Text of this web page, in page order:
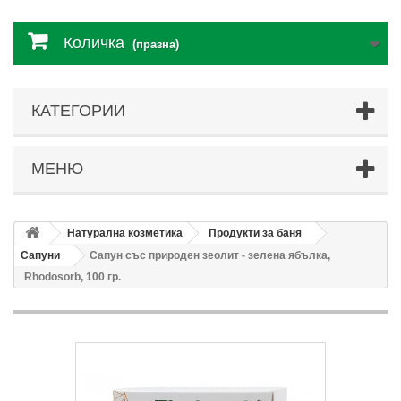
Количка (празна)
КАТЕГОРИИ
МЕНЮ
Натурална козметика
Продукти за баня
Сапуни
Сапун със природен зеолит - зелена ябълка,
Rhodosorb, 100 гр.